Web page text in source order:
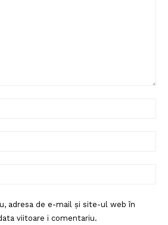
HOUSE ROMÂNIA
adresa de e-mail și site-ul web în
viitoare i comentariu.